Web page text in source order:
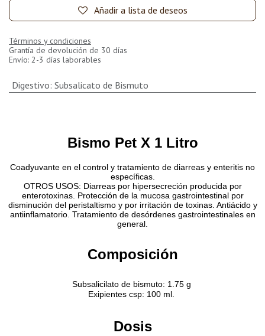
Añadir a lista de deseos
Términos y condiciones
Grantía de devolución de 30 días
Envío: 2-3 días laborables
Digestivo: Subsalicato de Bismuto
Bismo Pet X 1 Litro
Coadyuvante en el control y tratamiento de diarreas y enteritis no
específicas.
OTROS USOS: Diarreas por hipersecreción producida por
enterotoxinas. Protección de la mucosa gastrointestinal por
disminución del peristaltismo y por irritación de toxinas. Antiácido y
antiinflamatorio. Tratamiento de desórdenes gastrointestinales en
general.
Composición
Subsalicilato de bismuto: 1.75 g
Exipientes csp: 100 ml.
Dosis